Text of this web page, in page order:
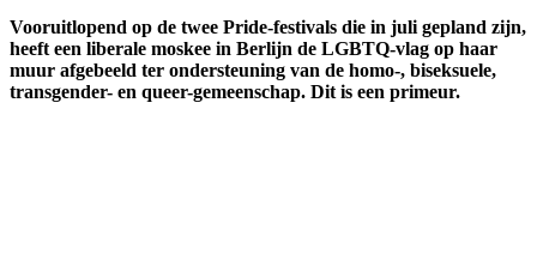
Vooruitlopend op de twee Pride-festivals die in juli gepland zijn,
heeft een liberale moskee in Berlijn de LGBTQ-vlag op haar
muur afgebeeld ter ondersteuning van de homo-, biseksuele,
transgender- en queer-gemeenschap. Dit is een primeur.